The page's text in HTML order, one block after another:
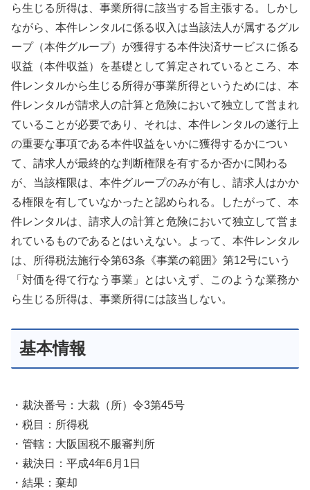
ら生じる所得は、事業所得に該当する旨主張する。しかし
ながら、本件レンタルに係る収入は当該法人が属するグル
ープ（本件グループ）が獲得する本件決済サービスに係る
収益（本件収益）を基礎として算定されているところ、本
件レンタルから生じる所得が事業所得というためには、本
件レンタルが請求人の計算と危険において独立して営まれ
ていることが必要であり、それは、本件レンタルの遂行上
の重要な事項である本件収益をいかに獲得するかについ
て、請求人が最終的な判断権限を有するか否かに関わる
が、当該権限は、本件グループのみが有し、請求人はかか
る権限を有していなかったと認められる。したがって、本
件レンタルは、請求人の計算と危険において独立して営ま
れているものであるとはいえない。よって、本件レンタル
は、所得税法施行令第63条《事業の範囲》第12号にいう
「対価を得て行なう事業」とはいえず、このような業務か
ら生じる所得は、事業所得には該当しない。
基本情報
・裁決番号：大裁（所）令3第45号
・税目：所得税
・管轄：大阪国税不服審判所
・裁決日：平成4年6月1日
・結果：棄却